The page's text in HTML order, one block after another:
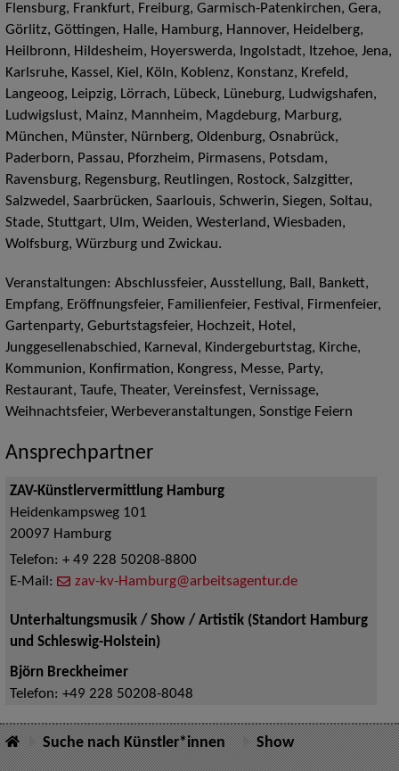
Flensburg, Frankfurt, Freiburg, Garmisch-Patenkirchen, Gera,
Görlitz, Göttingen, Halle, Hamburg, Hannover, Heidelberg,
Heilbronn, Hildesheim, Hoyerswerda, Ingolstadt, Itzehoe, Jena,
Karlsruhe, Kassel, Kiel, Köln, Koblenz, Konstanz, Krefeld,
Langeoog, Leipzig, Lörrach, Lübeck, Lüneburg, Ludwigshafen,
Ludwigslust, Mainz, Mannheim, Magdeburg, Marburg,
München, Münster, Nürnberg, Oldenburg, Osnabrück,
Paderborn, Passau, Pforzheim, Pirmasens, Potsdam,
Ravensburg, Regensburg, Reutlingen, Rostock, Salzgitter,
Salzwedel, Saarbrücken, Saarlouis, Schwerin, Siegen, Soltau,
Stade, Stuttgart, Ulm, Weiden, Westerland, Wiesbaden,
Wolfsburg, Würzburg und Zwickau.
Veranstaltungen: Abschlussfeier, Ausstellung, Ball, Bankett,
Empfang, Eröffnungsfeier, Familienfeier, Festival, Firmenfeier,
Gartenparty, Geburtstagsfeier, Hochzeit, Hotel,
Junggesellenabschied, Karneval, Kindergeburtstag, Kirche,
Kommunion, Konfirmation, Kongress, Messe, Party,
Restaurant, Taufe, Theater, Vereinsfest, Vernissage,
Weihnachtsfeier, Werbeveranstaltungen, Sonstige Feiern
Ansprechpartner
ZAV-Künstlervermittlung Hamburg
Heidenkampsweg 101
20097 Hamburg
Telefon: + 49 228 50208-8800
E-Mail:
zav-kv-Hamburg@arbeitsagentur.de
Unterhaltungsmusik / Show / Artistik (Standort Hamburg
und Schleswig-Holstein)
Björn Breckheimer
Telefon: +49 228 50208-8048
Suche nach Künstler*innen Show